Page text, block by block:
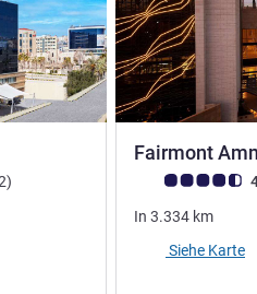
ALL)
Bewertungen
)
Fairmont
Note
In 3.334 km
Siehe Karte